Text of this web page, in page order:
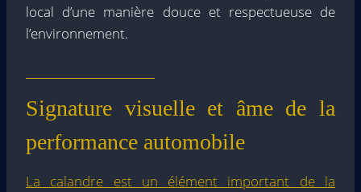
local d’une manière douce et respectueuse de
l’environnement.
Signature visuelle et âme de la
performance automobile
La calandre est un élément important de la